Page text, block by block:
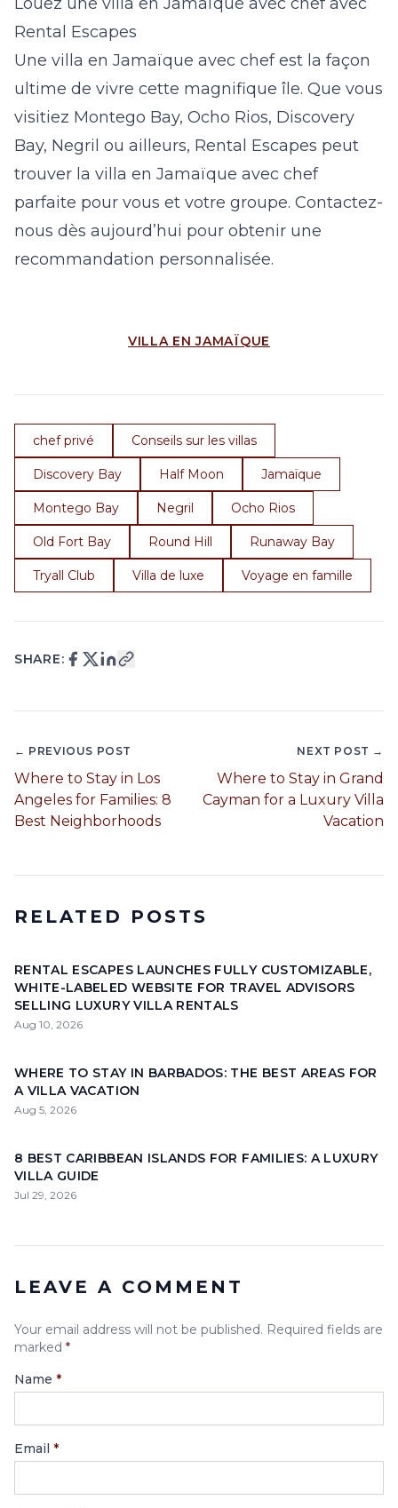
Rental Escapes
Une villa en Jamaïque avec chef est la façon
ultime de vivre cette magnifique île. Que vous
visitiez Montego Bay, Ocho Rios, Discovery
Bay, Negril ou ailleurs, Rental Escapes peut
trouver la villa en Jamaïque avec chef
parfaite pour vous et votre groupe. Contactez-
nous dès aujourd’hui pour obtenir une
recommandation personnalisée.
VILLA EN JAMAÏQUE
chef privé Conseils sur les villas
Discovery Bay Half Moon Jamaïque
Montego Bay Negril Ocho Rios
Old Fort Bay Round Hill Runaway Bay
Tryall Club Villa de luxe Voyage en famille
SHARE:
← PREVIOUS POST
Where to Stay in Los
Angeles for Families: 8
Best Neighborhoods
NEXT POST →
Where to Stay in Grand
Cayman for a Luxury Villa
Vacation
RELATED POSTS
RENTAL ESCAPES LAUNCHES FULLY CUSTOMIZABLE,
WHITE-LABELED WEBSITE FOR TRAVEL ADVISORS
SELLING LUXURY VILLA RENTALS
Aug 10, 2026
WHERE TO STAY IN BARBADOS: THE BEST AREAS FOR
A VILLA VACATION
Aug 5, 2026
8 BEST CARIBBEAN ISLANDS FOR FAMILIES: A LUXURY
VILLA GUIDE
Jul 29, 2026
LEAVE A COMMENT
Your email address will not be published. Required fields are
marked *
Name *
Email *